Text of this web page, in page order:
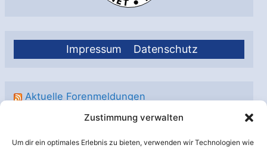
Zustimmung verwalten
Um dir ein optimales Erlebnis zu bieten, verwenden wir Technologien wie
Impressum Datenschutz
Aktuelle Forenmeldungen
Re: Starship Flug 14(B21/S41) von Starbase
Re: Starship Flug 13 (B20/S40)